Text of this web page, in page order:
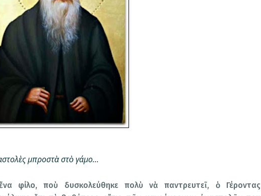
μπροστὰ στὸ γάμο…
φίλο, ποὺ δυσκολεύθηκε πολὺ νὰ παντρευτεῖ, ὁ Γέροντας